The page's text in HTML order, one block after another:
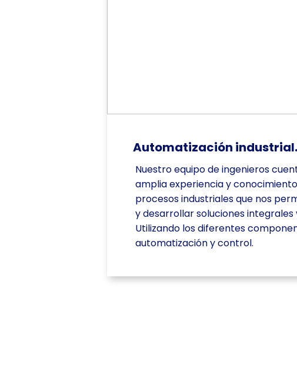
Automatización industrial.
Nuestro equipo de ingenieros
amplia expe​riencia y
procesos industriales que nos
y desarrollar soluciones integrales
Utilizando los diferentes
automatización y control.